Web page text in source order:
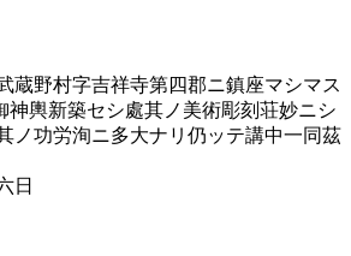
蔵野村字吉祥寺第四郡ニ鎮座マシマス
神輿新築セシ處其ノ美術彫刻荘妙ニシ
ノ功労洵ニ多大ナリ仍ッテ講中一同茲
日